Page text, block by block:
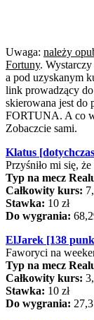
Uwaga: należy
Fortuny.
a pod uzyskanym
link prowadzący
skierowana jest do
FORTUNA. A co
Zobaczcie sami.
Klatus
Przyśniło mi się,
Typ na mecz
Całkowity kurs:
Stawka: 10 zł
Do wygrania:
ElJarek [138
Faworyci na
Typ na mecz
Całkowity kurs:
Stawka: 10 zł
Do wygrania: